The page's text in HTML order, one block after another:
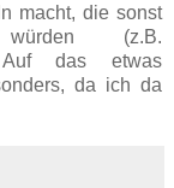
macht, die sonst
würden (z.B.
Auf das etwas
da ich da